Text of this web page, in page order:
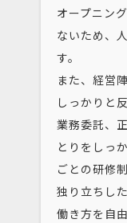
オープニン
ないため、
す。
また、経営
しっかりと
業務委託、
とりをしっ
ごとの研修
独り立ちし
働き方を自